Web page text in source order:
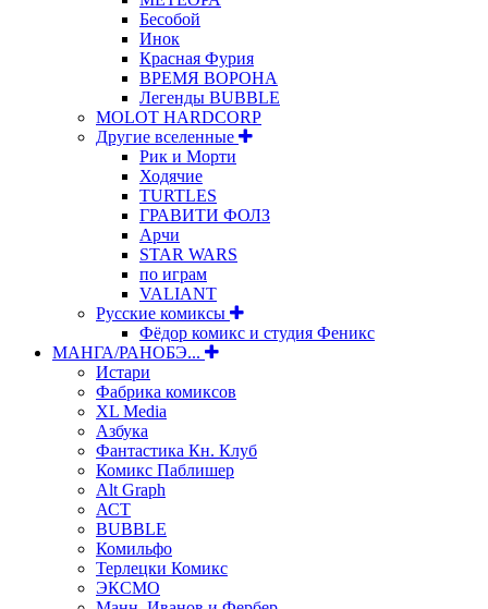
Бесобой
Инок
Красная Фурия
ВРЕМЯ ВОРОНА
Легенды BUBBLE
MOLOT HARDCORP
Другие вселенные
Рик и Морти
Ходячие
TURTLES
ГРАВИТИ ФОЛЗ
Арчи
STAR WARS
по играм
VALIANT
Русские комиксы
Фёдор комикс и студия Феникс
МАНГА/РАНОБЭ...
Истари
Фабрика комиксов
XL Media
Азбука
Фантастика Кн. Клуб
Комикс Паблишер
Alt Graph
АСТ
BUBBLE
Комильфо
Терлецки Комикс
ЭКСМО